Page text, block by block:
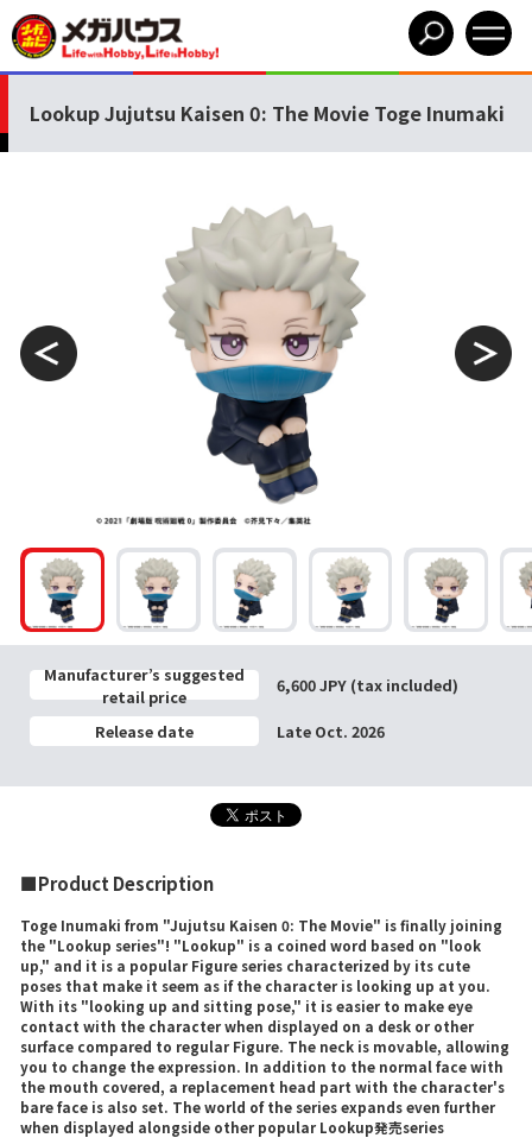
Lookup Jujutsu Kaisen 0: The Movie Toge Inumaki
Manufacturer’s suggested
retail price
6,600 JPY (tax included)
Release date Late Oct. 2026
■Product Description
Toge Inumaki from "Jujutsu Kaisen 0: The Movie" is finally joining
the "Lookup series"! "Lookup" is a coined word based on "look
up," and it is a popular Figure series characterized by its cute
poses that make it seem as if the character is looking up at you.
With its "looking up and sitting pose," it is easier to make eye
contact with the character when displayed on a desk or other
surface compared to regular Figure. The neck is movable, allowing
you to change the expression. In addition to the normal face with
the mouth covered, a replacement head part with the character's
bare face is also set. The world of the series expands even further
when displayed alongside other popular Lookup発売series